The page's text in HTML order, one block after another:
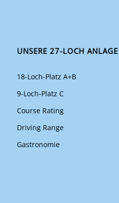
UNSERE 27-LOCH ANLAGE
18-Loch-Platz A+B
9-Loch-Platz C
Course Rating
Driving Range
Gastronomie